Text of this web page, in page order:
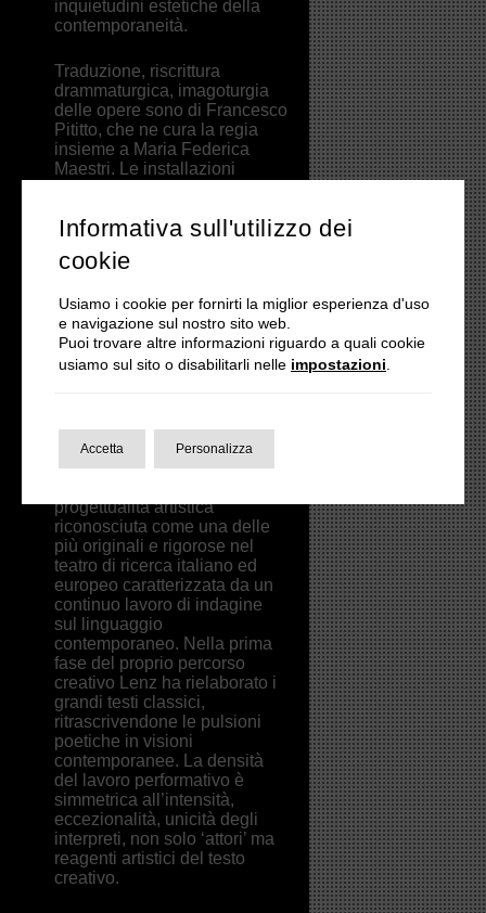
inquietudini estetiche della
contemporaneità.
Traduzione, riscrittura
drammaturgica, imagoturgia
delle opere sono di Francesco
Pititto, che ne cura la regia
insieme a Maria Federica
Maestri. Le installazioni
Maestri, segnalata dalla critica
“drammaturgia della materia”,
che costituiscono il suo
personalissimo “design-
acted”. Le musiche originali
sono di Andrea Azzali,
e docente di sound design.
progettualità artistica
riconosciuta come una delle
più originali e rigorose nel
teatro di ricerca italiano ed
europeo caratterizzata da un
continuo lavoro di indagine
sul linguaggio
contemporaneo. Nella prima
fase del proprio percorso
creativo Lenz ha rielaborato i
grandi testi classici,
ritrascrivendone le pulsioni
poetiche in visioni
contemporanee. La densità
del lavoro performativo è
simmetrica all’intensità,
eccezionalità, unicità degli
interpreti, non solo ‘attori’ ma
reagenti artistici del testo
creativo.
Informativa sull'utilizzo dei
cookie
Usiamo i cookie per fornirti la miglior esperienza d'uso
e navigazione sul nostro sito web.
Puoi trovare altre informazioni riguardo a quali cookie
usiamo sul sito o disabilitarli nelle impostazioni
Accetta Personalizza